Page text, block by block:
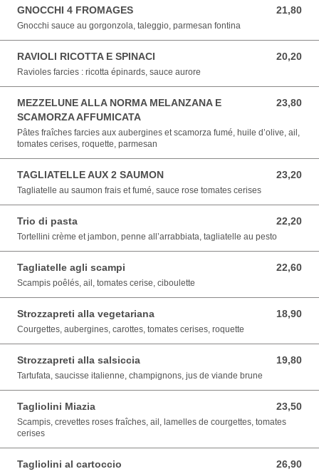
GNOCCHI 4 FROMAGES 21,80
21,80 EUR
Gnocchi sauce au gorgonzola, taleggio, parmesan fontina
RAVIOLI RICOTTA E SPINACI 20,20
20,20 EUR
Ravioles farcies : ricotta épinards, sauce aurore
MEZZELUNE ALLA NORMA MELANZANA E
SCAMORZA AFFUMICATA
23,80
23,80 EUR
Pâtes fraîches farcies aux aubergines et scamorza fumé, huile d’olive, ail,
tomates cerises, roquette, parmesan
TAGLIATELLE AUX 2 SAUMON 23,20
23,20 EUR
Tagliatelle au saumon frais et fumé, sauce rose tomates cerises
Trio di pasta 22,20
22,20 EUR
Tortellini crème et jambon, penne all’arrabbiata, tagliatelle au pesto
Tagliatelle agli scampi 22,60
22,60 EUR
Scampis poêlés, ail, tomates cerise, ciboulette
Strozzapreti alla vegetariana 18,90
18,90 EUR
Courgettes, aubergines, carottes, tomates cerises, roquette
Strozzapreti alla salsiccia 19,80
19,80 EUR
Tartufata, saucisse italienne, champignons, jus de viande brune
Tagliolini Miazia 23,50
23,50 EUR
Scampis, crevettes roses fraîches, ail, lamelles de courgettes, tomates
cerises
Tagliolini al cartoccio 26,90
26,90 EUR